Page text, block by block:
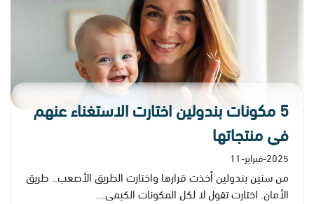
5 مكونات بندولين اختارت الاستغناء عنهم
في منتجاتها
2025-فبراير-11
من سنين بندولين أخذت قرارها واختارت الطريق الأصعب.. طريق
الأمان. اختارت تقول لا لكل المكونات الكيمي...